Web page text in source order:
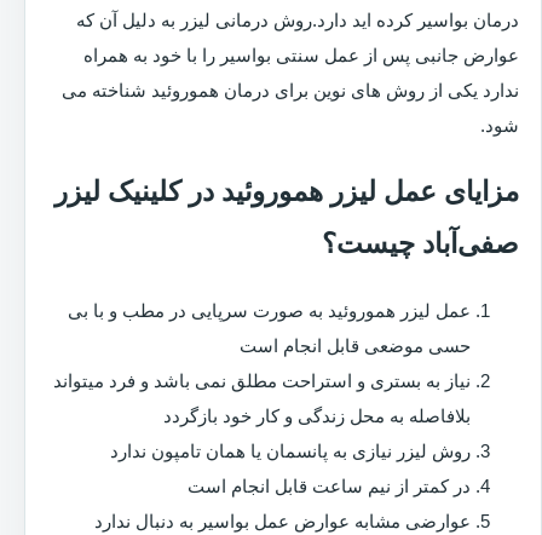
درمان بواسیر کرده اید دارد.روش درمانی لیزر به دلیل آن که
عوارض جانبی پس از عمل سنتی بواسیر را با خود به همراه
ندارد یکی از روش های نوین برای درمان هموروئید شناخته می
شود.
مزایای عمل لیزر هموروئید در کلینیک لیزر
صفی‌آباد چیست؟
عمل لیزر هموروئید به صورت سرپایی در مطب و با بی
حسی موضعی قابل انجام است
نیاز به بستری و استراحت مطلق نمی باشد و فرد میتواند
بلافاصله به محل زندگی و کار خود بازگردد
روش لیزر نیازی به پانسمان یا همان تامپون ندارد
در کمتر از نیم ساعت قابل انجام است
عوارضی مشابه عوارض عمل بواسیر به دنبال ندارد